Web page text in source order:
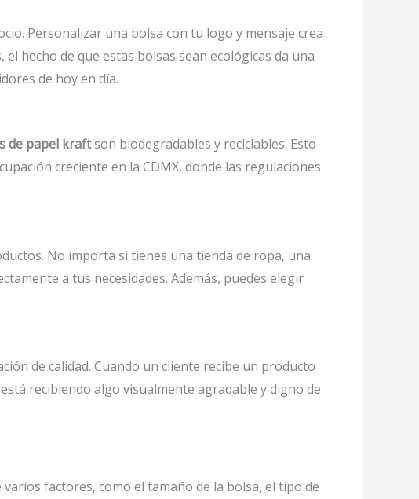
Personalizar una bolsa con tu logo y mensaje crea
hecho de que estas bolsas sean ecológicas da una
de hoy en día.
de papel kraftson biodegradables y reciclables. Esto
creciente en la CDMX, donde las regulaciones
No importa si tienes una tienda de ropa, una
a tus necesidades. Además, puedes elegir
de calidad. Cuando un cliente recibe un producto
recibiendo algo visualmente agradable y digno de
factores, como el tamaño de la bolsa, el tipo de